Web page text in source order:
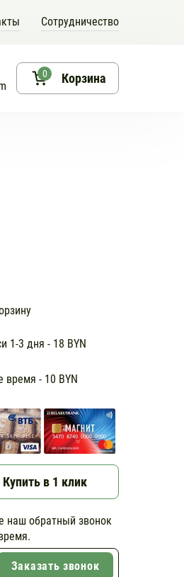
Сотрудничество
Корзина
0
1-3 дня - 18 BYN
время - 10 BYN
Купить в 1 клик
наш обратный звонок
Заказать звонок